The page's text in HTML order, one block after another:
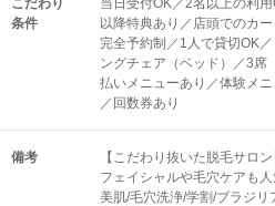
こだわり
条件
当日受付OK／2名以上の利
以降特典あり／店頭でのカ
完全予約制／1人で貸切OK
ングチェア（ベッド）／3席
払いメニューあり／体験メ
／回数券あり
備考
【こだわり抜いた脱毛サロ
フェイシャルや毛穴ケアも
美肌/毛穴洗浄/学割/ブラジ